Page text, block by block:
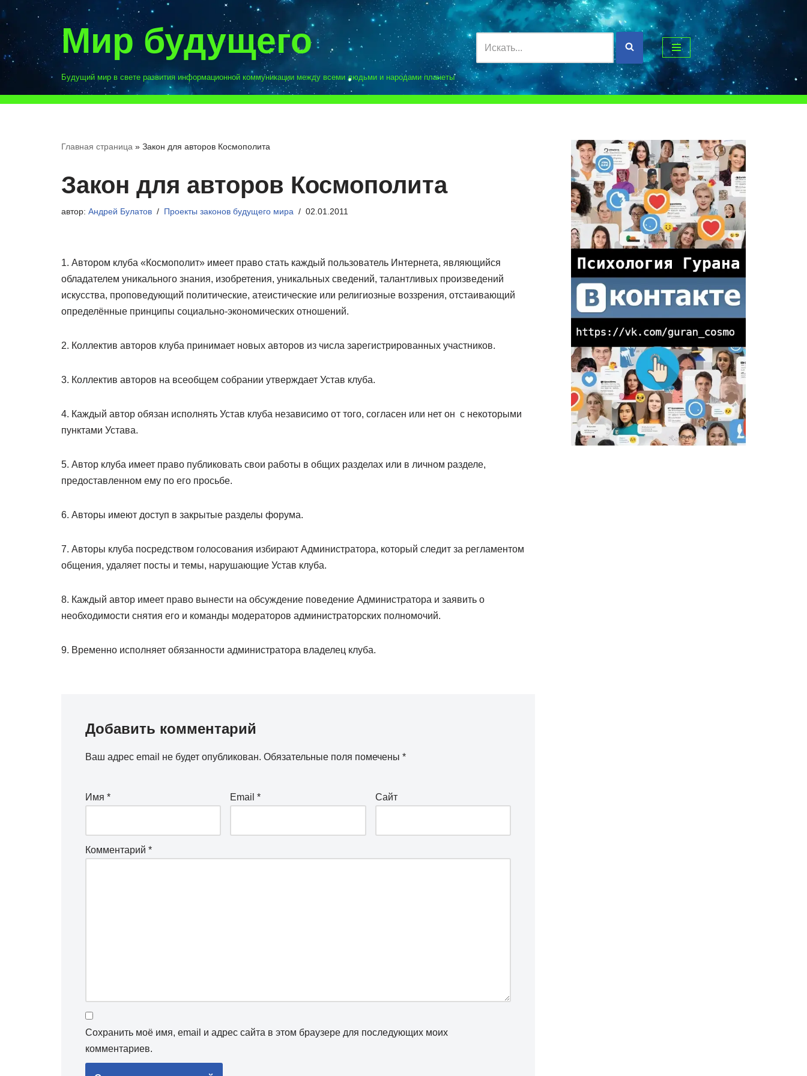
Перейти
к
содержимому
Мир будущего
Будущий мир в свете развития информационной коммуникации между всеми людьми и народами планеты
Главная страница » Закон для авторов Космополита
Закон для авторов Космополита
автор: Андрей Булатов Проекты законов будущего мира 02.01.2011
1. Автором клуба «Космополит» имеет право стать каждый пользователь Интернета, являющийся
обладателем уникального знания, изобретения, уникальных сведений, талантливых произведений
искусства, проповедующий политические, атеистические или религиозные воззрения, отстаивающий
определённые принципы социально-экономических отношений.
2. Коллектив авторов клуба принимает новых авторов из числа зарегистрированных участников.
3. Коллектив авторов на всеобщем собрании утверждает Устав клуба.
4. Каждый автор обязан исполнять Устав клуба независимо от того, согласен или нет он с некоторыми
пунктами Устава.
5. Автор клуба имеет право публиковать свои работы в общих разделах или в личном разделе,
предоставленном ему по его просьбе.
6. Авторы имеют доступ в закрытые разделы форума.
7. Авторы клуба посредством голосования избирают Администратора, который следит за регламентом
общения, удаляет посты и темы, нарушающие Устав клуба.
8. Каждый автор имеет право вынести на обсуждение поведение Администратора и заявить о
необходимости снятия его и команды модераторов администраторских полномочий.
9. Временно исполняет обязанности администратора владелец клуба.
Добавить комментарий
Ваш адрес email не будет опубликован. Обязательные поля помечены *
Имя * Email* Сайт
Комментарий *
Сохранить моё имя, email и адрес сайта в этом браузере для последующих моих
комментариев.